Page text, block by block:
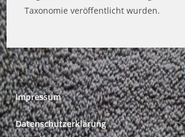
Taxonomie veröffentlicht wurden.
Impressum
Datenschutzerklärung